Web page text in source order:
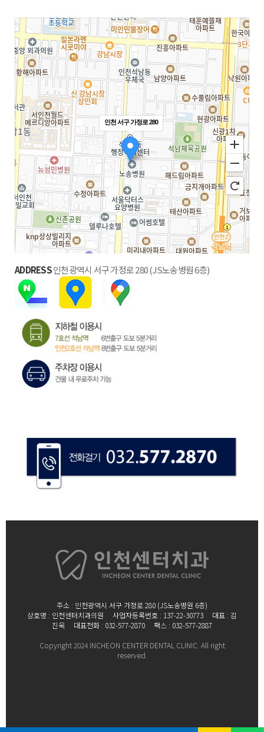
인천 서구 가정로 280
ADDRESS인천광역시 서구 가정로 280 (JS노송병원 6층)
주소 : 인천광역시 서구 가정로 280 (JS노송병원 6층)
상호명 : 인천센터치과의원
사업자등록번호 : 137-22-30773 대표 : 김
진욱
대표전화 : 032-577-2870 팩스 : 032-577-2887
Copyright 2024 INCHEON CENTER DENTAL CLINIC. All right
reserved.